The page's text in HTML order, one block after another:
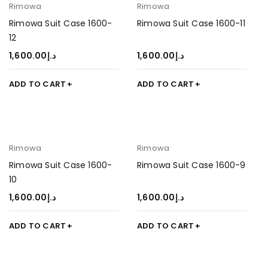
Rimowa
Rimowa Suit Case 1600-
12
د.إ1,600.00
ADD TO CART
Rimowa
Rimowa Suit Case 1600-11
د.إ1,600.00
ADD TO CART
Rimowa
Rimowa Suit Case 1600-
10
د.إ1,600.00
ADD TO CART
Rimowa
Rimowa Suit Case 1600-9
د.إ1,600.00
ADD TO CART